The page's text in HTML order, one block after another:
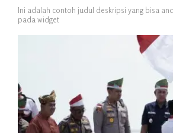
Ini adalah contoh judul deskripsi yang bisa
pada widget